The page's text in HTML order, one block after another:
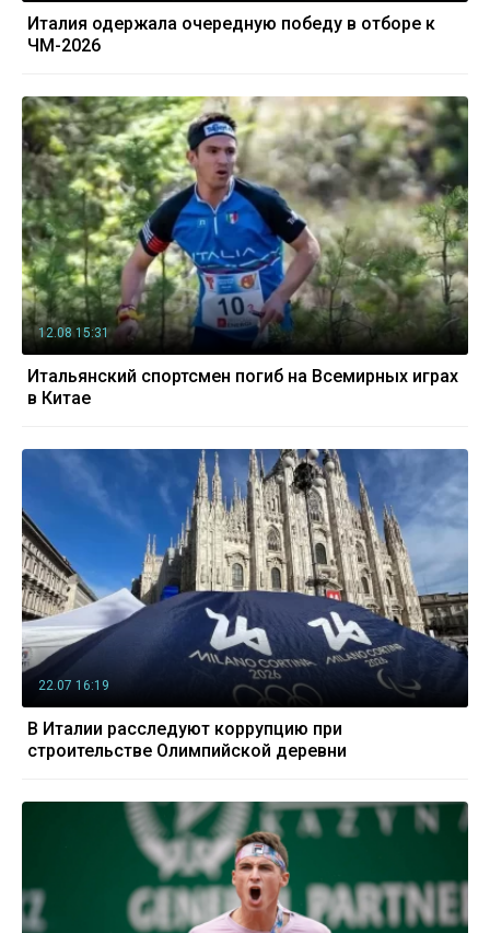
Италия одержала очередную победу в отборе к
ЧМ-2026
12.08 15:31
Итальянский спортсмен погиб на Всемирных играх
в Китае
22.07 16:19
В Италии расследуют коррупцию при
строительстве Олимпийской деревни